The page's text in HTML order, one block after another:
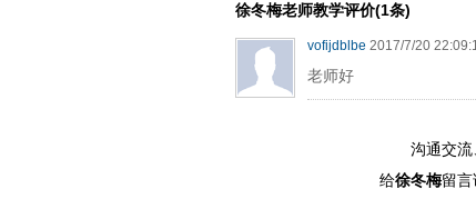
徐冬梅老师教学评价(1条)
vofijdblbe 2017/7/20
老师好
沟通交流
给徐冬梅留言